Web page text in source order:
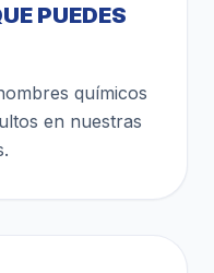
PUEDES
químicos
en nuestras